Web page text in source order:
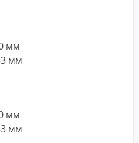
мм
мм
мм
мм